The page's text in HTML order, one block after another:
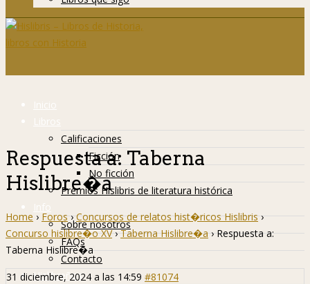
Inicio
Libros
Calificaciones
Ficción
No ficción
Premios Hislibris de literatura histórica
Info
Sobre nosotros
FAQs
Contacto
Hislibreños
Respuesta a: Taberna
Hislibre�a
Home › Foros › Concursos de relatos hist�ricos Hislibris ›
Concurso hislibre�o XV › Taberna Hislibre�a › Respuesta a:
Taberna Hislibre�a
31 diciembre, 2024 a las 14:59 #81074